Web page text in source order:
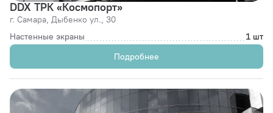
DDX ТРК «Космопорт»
г. Самара, Дыбенко ул., 30
Настенные экраны
1 шт
Подробнее